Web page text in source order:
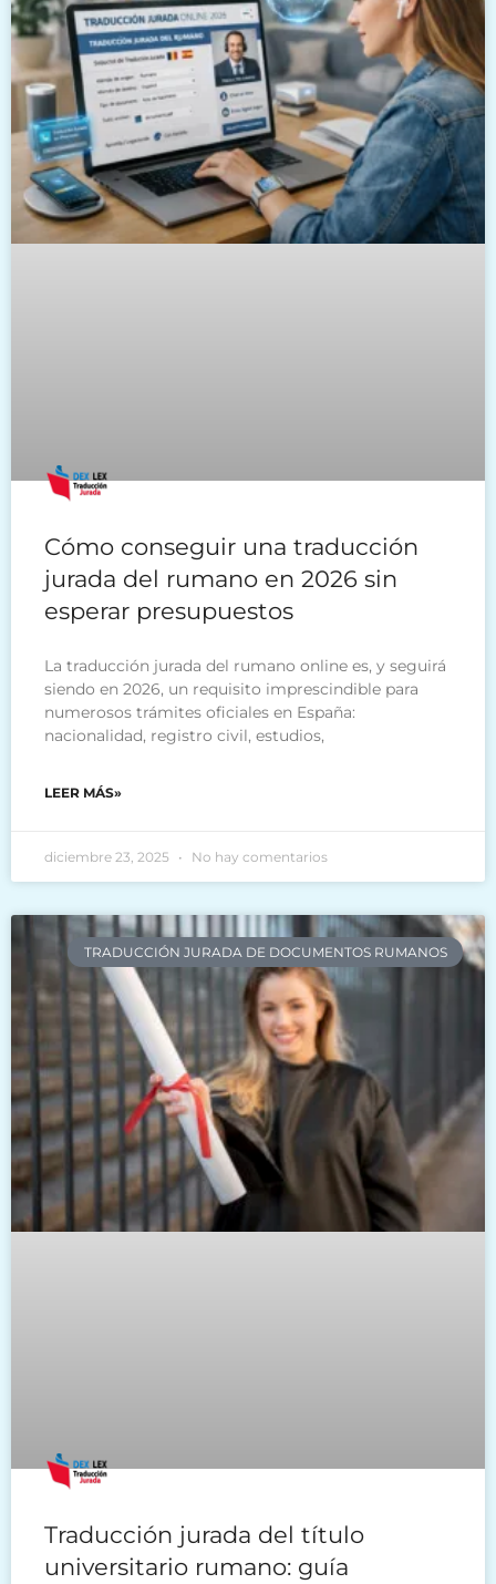
Cómo conseguir una traducción
jurada del rumano en 2026 sin
esperar presupuestos
La traducción jurada del rumano online es, y seguirá
siendo en 2026, un requisito imprescindible para
numerosos trámites oficiales en España:
nacionalidad, registro civil, estudios,
LEER MÁS»
diciembre 23, 2025 No hay comentarios
TRADUCCIÓN JURADA DE DOCUMENTOS RUMANOS
Traducción jurada del título
universitario rumano: guía